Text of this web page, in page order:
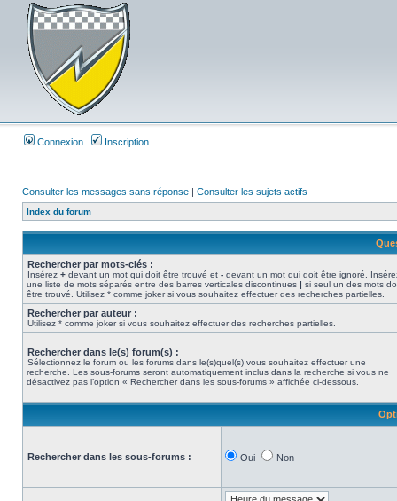
Connexion Inscription
Consulter les messages sans réponse | Consulter les sujets actifs
Index du forum
Rechercher par mots-clés :
Insérez + devant un mot qui doit être trouvé et - devant un mot qui doit être ignoré.
une liste de mots séparés entre des barres verticales discontinues | si seul un des mots
être trouvé. Utilisez * comme joker si vous souhaitez effectuer des recherches partielles.
Rechercher par auteur :
Utilisez * comme joker si vous souhaitez effectuer des recherches partielles.
Rechercher dans le(s) forum(s) :
Sélectionnez le forum ou les forums dans le(s)quel(s) vous souhaitez effectuer une
recherche. Les sous-forums seront automatiquement inclus dans la recherche si vous ne
désactivez pas l’option « Rechercher dans les sous-forums » affichée ci-dessous.
Rechercher dans les sous-forums : Oui Non